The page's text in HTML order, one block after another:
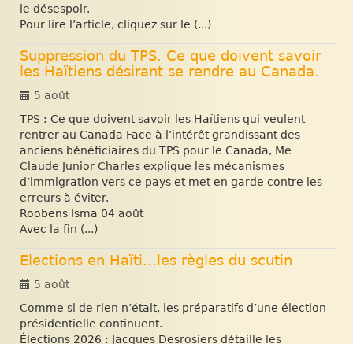
le désespoir.
Pour lire l’article, cliquez sur le (...)
Suppression du TPS. Ce que doivent savoir
les Haïtiens désirant se rendre au Canada.
5 août
TPS : Ce que doivent savoir les Haïtiens qui veulent
rentrer au Canada Face à l’intérêt grandissant des
anciens bénéficiaires du TPS pour le Canada, Me
Claude Junior Charles explique les mécanismes
d’immigration vers ce pays et met en garde contre les
erreurs à éviter.
Roobens Isma 04 août
Avec la fin (...)
Elections en Haïti...les règles du scutin
5 août
Comme si de rien n’était, les préparatifs d’une élection
présidentielle continuent.
Élections 2026 : Jacques Desrosiers détaille les